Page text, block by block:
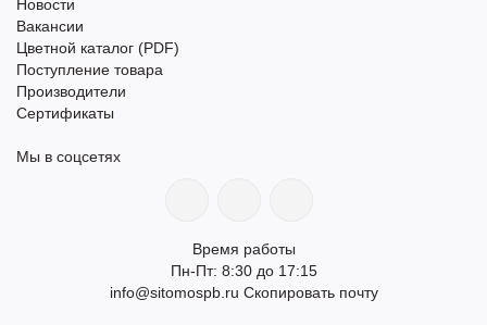
Новости
Вакансии
Цветной каталог (PDF)
Поступление товара
Производители
Сертификаты
Мы в соцсетях
Время работы
Пн-Пт: 8:30 до 17:15
info@sitomospb.ru Скопировать почту